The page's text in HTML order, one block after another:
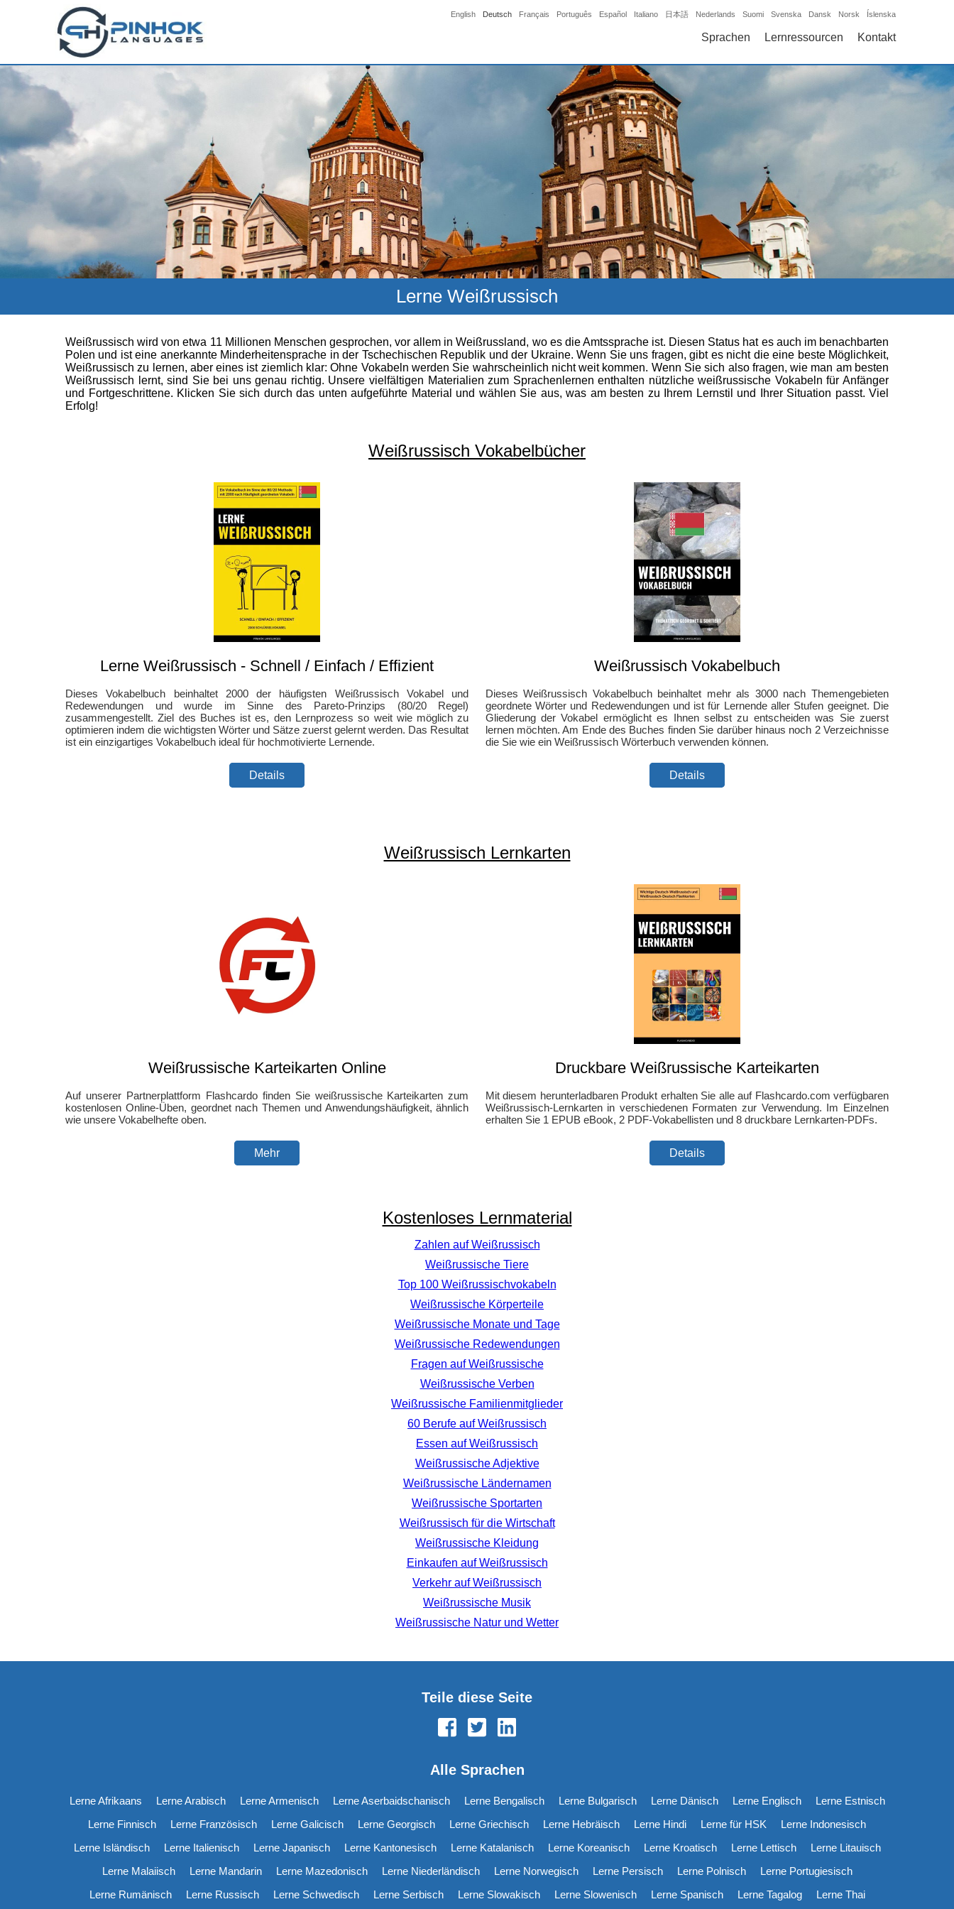
English Deutsch Français Português Español Italiano 日本語 Nederlands Suomi Svenska Dansk Norsk Íslenska
Sprachen Lernressourcen Kontakt
Lerne Weißrussisch
Weißrussisch wird von etwa 11 Millionen Menschen gesprochen, vor allem in Weißrussland, wo es die Amtssprache ist. Diesen Status hat es auch im benachbarten
Polen und ist eine anerkannte Minderheitensprache in der Tschechischen Republik und der Ukraine. Wenn Sie uns fragen, gibt es nicht die eine beste Möglichkeit,
Weißrussisch zu lernen, aber eines ist ziemlich klar: Ohne Vokabeln werden Sie wahrscheinlich nicht weit kommen. Wenn Sie sich also fragen, wie man am besten
Weißrussisch lernt, sind Sie bei uns genau richtig. Unsere vielfältigen Materialien zum Sprachenlernen enthalten nützliche weißrussische Vokabeln für Anfänger
und Fortgeschrittene. Klicken Sie sich durch das unten aufgeführte Material und wählen Sie aus, was am besten zu Ihrem Lernstil und Ihrer Situation passt. Viel
Erfolg!
Weißrussisch Vokabelbücher
Lerne Weißrussisch - Schnell / Einfach / Effizient
Dieses Vokabelbuch beinhaltet 2000 der häufigsten Weißrussisch Vokabel und
Redewendungen und wurde im Sinne des Pareto-Prinzips (80/20 Regel)
zusammengestellt. Ziel des Buches ist es, den Lernprozess so weit wie möglich zu
optimieren indem die wichtigsten Wörter und Sätze zuerst gelernt werden. Das Resultat
ist ein einzigartiges Vokabelbuch ideal für hochmotivierte Lernende.
Details
Weißrussisch Vokabelbuch
Dieses Weißrussisch Vokabelbuch beinhaltet mehr als 3000 nach Themengebieten
geordnete Wörter und Redewendungen und ist für Lernende aller Stufen geeignet. Die
Gliederung der Vokabel ermöglicht es Ihnen selbst zu entscheiden was Sie zuerst
lernen möchten. Am Ende des Buches finden Sie darüber hinaus noch 2 Verzeichnisse
die Sie wie ein Weißrussisch Wörterbuch verwenden können.
Details
Weißrussisch Lernkarten
Weißrussische Karteikarten Online
Auf unserer Partnerplattform Flashcardo finden Sie weißrussische Karteikarten zum
kostenlosen Online-Üben, geordnet nach Themen und Anwendungshäufigkeit, ähnlich
wie unsere Vokabelhefte oben.
Mehr
Druckbare Weißrussische Karteikarten
Mit diesem herunterladbaren Produkt erhalten Sie alle auf Flashcardo.com verfügbaren
Weißrussisch-Lernkarten in verschiedenen Formaten zur Verwendung. Im Einzelnen
erhalten Sie 1 EPUB eBook, 2 PDF-Vokabellisten und 8 druckbare Lernkarten-PDFs.
Details
Kostenloses Lernmaterial
Zahlen auf Weißrussisch
Weißrussische Tiere
Top 100 Weißrussischvokabeln
Weißrussische Körperteile
Weißrussische Monate und Tage
Weißrussische Redewendungen
Fragen auf Weißrussische
Weißrussische Verben
Weißrussische Familienmitglieder
60 Berufe auf Weißrussisch
Essen auf Weißrussisch
Weißrussische Adjektive
Weißrussische Ländernamen
Weißrussische Sportarten
Weißrussisch für die Wirtschaft
Weißrussische Kleidung
Einkaufen auf Weißrussisch
Verkehr auf Weißrussisch
Weißrussische Musik
Weißrussische Natur und Wetter
Teile diese Seite
Alle Sprachen
Lerne Afrikaans Lerne Arabisch Lerne Armenisch Lerne Aserbaidschanisch Lerne Bengalisch Lerne Bulgarisch Lerne Dänisch Lerne Englisch
Lerne Estnisch
Lerne Finnisch
Lerne Französisch Lerne Galicisch Lerne Georgisch Lerne Griechisch Lerne Hebräisch Lerne Hindi Lerne für HSK
Lerne Indonesisch
Lerne Isländisch
Lerne Italienisch Lerne Japanisch Lerne Kantonesisch Lerne Katalanisch Lerne Koreanisch Lerne Kroatisch Lerne Lettisch
Lerne Litauisch
Lerne Malaiisch
Lerne Mandarin Lerne Mazedonisch Lerne Niederländisch Lerne Norwegisch Lerne Persisch Lerne Polnisch
Lerne Portugiesisch
Lerne Rumänisch
Lerne Russisch Lerne Schwedisch Lerne Serbisch Lerne Slowakisch Lerne Slowenisch Lerne Spanisch Lerne Tagalog Lerne Thai